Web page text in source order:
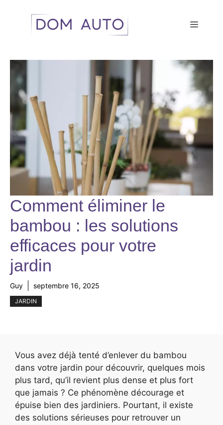
contenu
Menu
Comment éliminer le
bambou : les solutions
efficaces pour votre
jardin
Guy septembre 16, 2025
JARDIN
Vous avez déjà tenté d’enlever du bambou
dans votre jardin pour découvrir, quelques mois
plus tard, qu’il revient plus dense et plus fort
que jamais ? Ce phénomène décourage et
épuise bien des jardiniers. Pourtant, il existe
des solutions sérieuses pour retrouver un